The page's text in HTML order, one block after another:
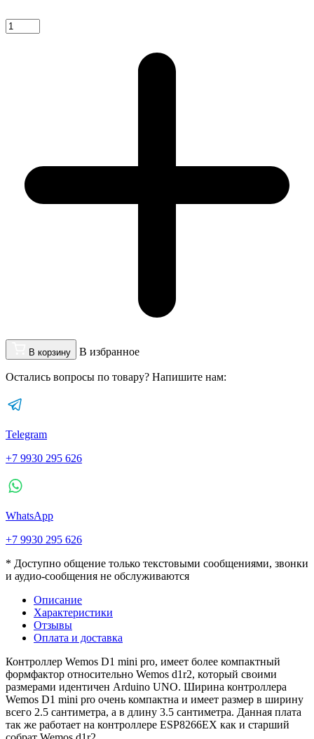
В корзину В избранное
Остались вопросы по товару? Напишите нам:
Telegram
+7 9930 295 626
WhatsApp
+7 9930 295 626
* Доступно общение только текстовыми сообщениями, звонки
и аудио-сообщения не обслуживаются
Описание
Характеристики
Отзывы
Оплата и доставка
Контроллер Wemos D1 mini pro, имеет более компактный
формфактор относительно Wemos d1r2, который своими
размерами идентичен Arduino UNO. Ширина контроллера
Wemos D1 mini pro очень компактна и имеет размер в ширину
всего 2.5 сантиметра, а в длину 3.5 сантиметра. Данная плата
так же работает на контроллере ESP8266EX как и старший